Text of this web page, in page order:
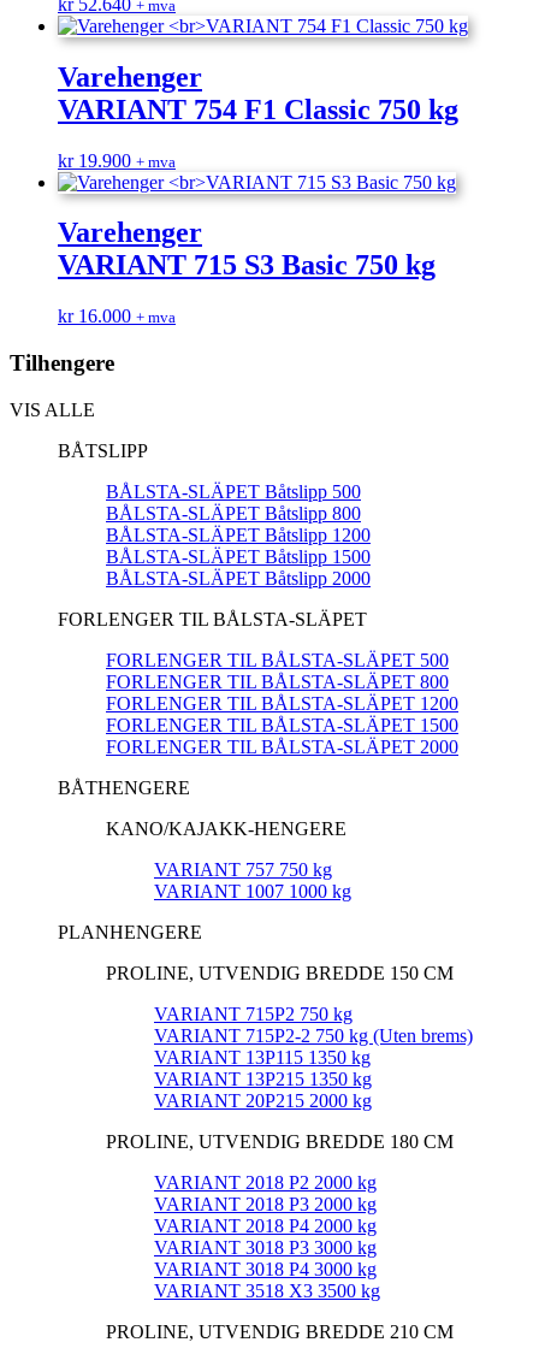
+ mva
Varehenger
VARIANT 754 F1 Classic 750 kg
kr19.900 + mva
Varehenger
VARIANT 715 S3 Basic 750 kg
kr16.000 + mva
Tilhengere
VIS ALLE
BÅTSLIPP
BÅLSTA-SLÄPET Båtslipp 500
BÅLSTA-SLÄPET Båtslipp 800
BÅLSTA-SLÄPET Båtslipp 1200
BÅLSTA-SLÄPET Båtslipp 1500
BÅLSTA-SLÄPET Båtslipp 2000
FORLENGER TIL BÅLSTA-SLÄPET
FORLENGER TIL BÅLSTA-SLÄPET 500
FORLENGER TIL BÅLSTA-SLÄPET 800
FORLENGER TIL BÅLSTA-SLÄPET 1200
FORLENGER TIL BÅLSTA-SLÄPET 1500
FORLENGER TIL BÅLSTA-SLÄPET 2000
BÅTHENGERE
KANO/KAJAKK-HENGERE
VARIANT 757 750 kg
VARIANT 1007 1000 kg
PLANHENGERE
PROLINE, UTVENDIG BREDDE 150 CM
VARIANT 715P2 750 kg
VARIANT 715P2-2 750 kg (Uten brems)
VARIANT 13P115 1350 kg
VARIANT 13P215 1350 kg
VARIANT 20P215 2000 kg
PROLINE, UTVENDIG BREDDE 180 CM
VARIANT 2018 P2 2000 kg
VARIANT 2018 P3 2000 kg
VARIANT 2018 P4 2000 kg
VARIANT 3018 P3 3000 kg
VARIANT 3018 P4 3000 kg
VARIANT 3518 X3 3500 kg
PROLINE, UTVENDIG BREDDE 210 CM